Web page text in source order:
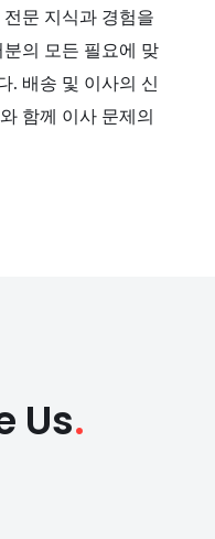
문 지식과 경험을
의 모든 필요에 맞
. 배송 및 이사의 신
함께 이사 문제의
Us.